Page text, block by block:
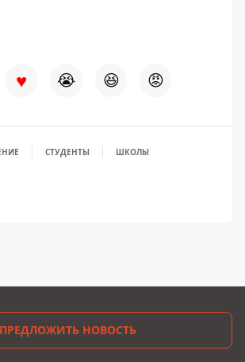
♥ 😭 😆 😡
СТУДЕНТЫ ШКОЛЫ
ПРЕДЛОЖИТЬ НОВОСТЬ